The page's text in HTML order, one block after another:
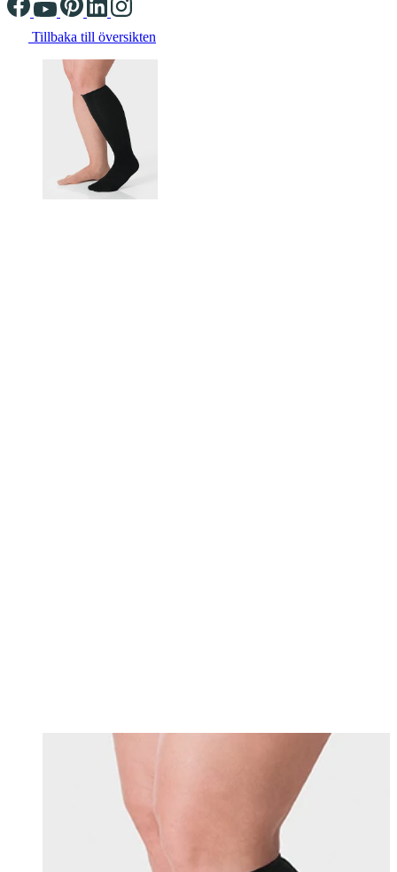
Tillbaka till översikten